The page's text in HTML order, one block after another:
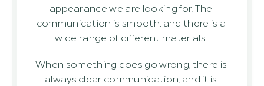
appearance we are looking for. The
communication is smooth, and there is a
wide range of different materials.
When something does go wrong, there is
always clear communication, and it is